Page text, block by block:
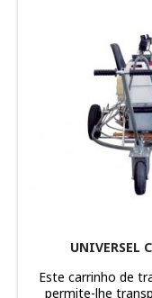
UNIVERSEL
Este carrinho de
permite-lhe